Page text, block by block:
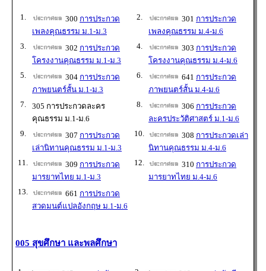
1. 300 การประกวด
เพลงคุณธรรม ม.1-ม.3
2. 301 การประกวด
เพลงคุณธรรม ม.4-ม.6
3.
302 การประกวด
โครงงานคุณธรรม ม.1-ม.3
4. 303 การประกวด
โครงงานคุณธรรม ม.4-ม.6
5.
304 การประกวด
ภาพยนตร์สั้น ม.1-ม.3
6. 641 การประกวด
ภาพยนตร์สั้น ม.4-ม.6
7.
305 การประกวดละคร
คุณธรรม ม.1-ม.6
8. 306 การประกวด
ละครประวัติศาสตร์ ม.1-ม.6
9.
307 การประกวด
เล่านิทานคุณธรรม ม.1-ม.3
10. 308 การประกวดเล่า
นิทานคุณธรรม ม.4-ม.6
11.
309 การประกวด
มารยาทไทย ม.1-ม.3
12. 310 การประกวด
มารยาทไทย ม.4-ม.6
13.
661 การประกวด
สวดมนต์แปลอังกฤษ ม.1-ม.6
005 สุขศึกษา และพลศึกษา